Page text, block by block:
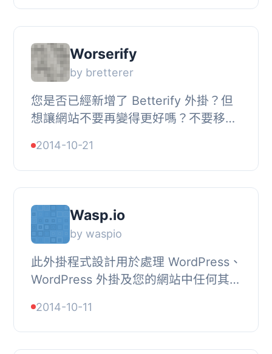
以有自己的錯...
Worserify
by bretterer
您是否已經新增了 Betterify 外掛？但
想讓網站不要再變得更好嗎？不要移除
Worserify 的小外掛！, 它是幹什麼
的？, Worserify ...
2014-10-21
Wasp.io
by waspio
此外掛程式設計用於處理 WordPress、
WordPress 外掛及您的網站中任何其他
擁有 Wasp.io 帳戶，才能使用此外掛。
免費註冊，...
2014-10-11